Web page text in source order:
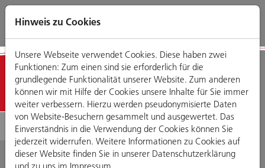
Direkt
zum
Zum
Hauptmenü
Zum
Footermenü
Zur
Website-
Detailansicht
Hinweis zu Cookies
Unsere Webseite verwendet Cookies. Diese haben zwei
Funktionen: Zum einen sind sie erforderlich für die
grundlegende Funktionalität unserer Website. Zum anderen
können wir mit Hilfe der Cookies unsere Inhalte für Sie immer
weiter verbessern. Hierzu werden pseudonymisierte Daten
von Website-Besuchern gesammelt und ausgewertet. Das
Einverständnis in die Verwendung der Cookies können Sie
jederzeit widerrufen. Weitere Informationen zu Cookies auf
dieser Website finden Sie in unserer Datenschutzerklärung